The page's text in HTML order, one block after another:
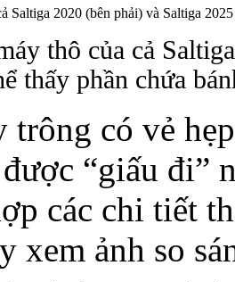
Saltiga 2020 (bên phải) và Saltiga
thô của cả
thấy phần chứa
trông có vẻ
“giấu đi”
các chi tiết
xem ảnh so